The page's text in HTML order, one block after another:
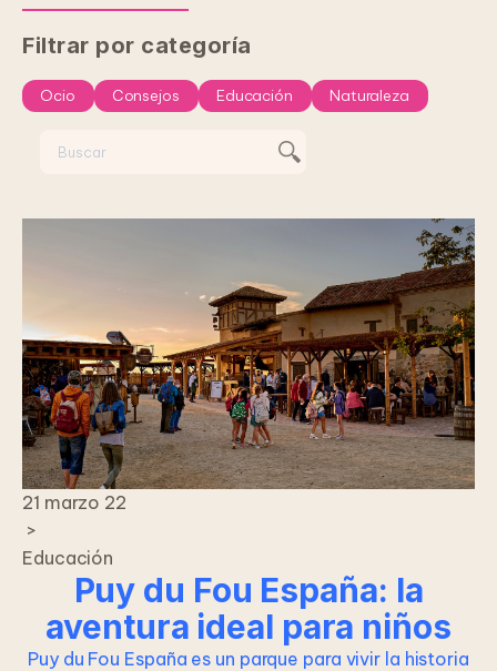
Filtrar por categoría
Ocio Consejos Educación Naturaleza
21 marzo 22
>
Educación
Puy du Fou España: la
aventura ideal para niños
Puy du Fou España es un parque para vivir la historia